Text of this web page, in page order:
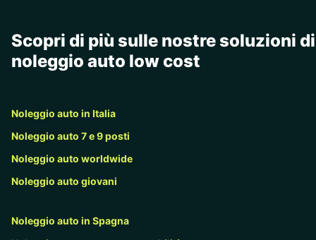
Scopri di più sulle nostre soluzioni di
noleggio auto low cost
Noleggio auto in Italia
Noleggio auto 7 e 9 posti
Noleggio auto worldwide
Noleggio auto giovani
Noleggio auto in Spagna